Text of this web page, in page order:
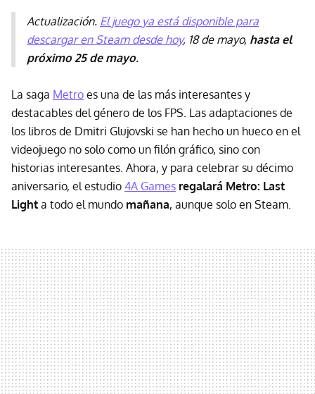
Actualización. El juego ya está disponible para
descargar en Steam desde hoy, 18 de mayo, hasta el
próximo 25 de mayo.
La saga Metro es una de las más interesantes y
destacables del género de los FPS. Las adaptaciones de
los libros de Dmitri Glujovski se han hecho un hueco en el
videojuego no solo como un filón gráfico, sino con
historias interesantes. Ahora, y para celebrar su décimo
aniversario, el estudio 4A Games regalará Metro: Last
Light a todo el mundo mañana, aunque solo en Steam.